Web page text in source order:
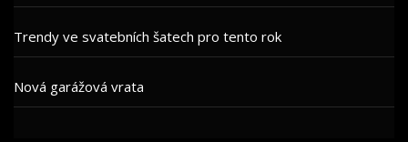
Trendy ve svatebních šatech pro tento rok
Nová garážová vrata